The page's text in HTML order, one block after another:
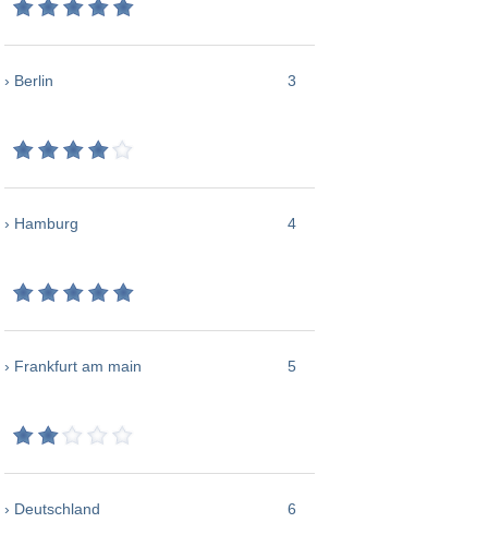
› Berlin 3
› Hamburg 4
› Frankfurt am main 5
› Deutschland 6